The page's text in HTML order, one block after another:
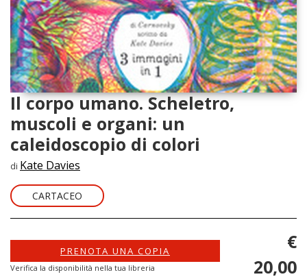
Il corpo umano. Scheletro,
muscoli e organi: un
caleidoscopio di colori
di Kate Davies
CARTACEO
PRENOTA UNA COPIA
Verifica la disponibilità nella tua libreria
€
20,00